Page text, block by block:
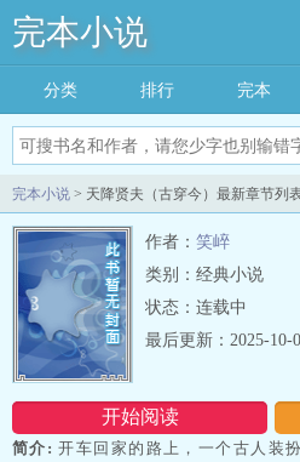
完本小说
分类 排行 完本
完本小说 > 天降贤夫（古穿今）最新章节列
作者： 笑崪
类别：经典小说
状态：连载中
开始阅读
最后更新：2025-10-
简介: 开车回家的路上，一个古人装